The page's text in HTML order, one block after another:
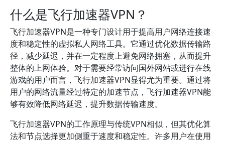
什么是飞行加速器VPN？
飞行加速器VPN是一种专门设计用于提高用户网络连接速
度和稳定性的虚拟私人网络工具。它通过优化数据传输路
径，减少延迟，并在一定程度上避免网络拥塞，从而提升
整体的上网体验。对于需要经常访问国外网站或进行在线
游戏的用户而言，飞行加速器VPN显得尤为重要。通过将
用户的网络流量经过特定的加速节点，飞行加速器VPN能
够有效降低网络延迟，提升数据传输速度。
飞行加速器VPN的工作原理与传统VPN相似，但其优化算
法和节点选择更加侧重于速度和稳定性。许多用户在使用